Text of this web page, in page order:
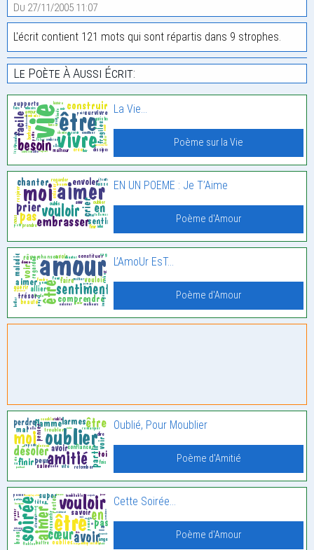
Du 27/11/2005 11:07
L'écrit contient 121 mots qui sont répartis dans 9 strophes.
Le Poète À Aussi Écrit:
La Vie…
Poème sur la Vie
EN UN POEME : Je T’Aime
Poème d'Amour
L’AmoUr EsT…
Poème d'Amour
Oublié, Pour Moublier
Poème d'Amitié
Cette Soirée…
Poème d'Amour